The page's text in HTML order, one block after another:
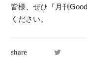
皆様、ぜひ『月刊
ください。
share